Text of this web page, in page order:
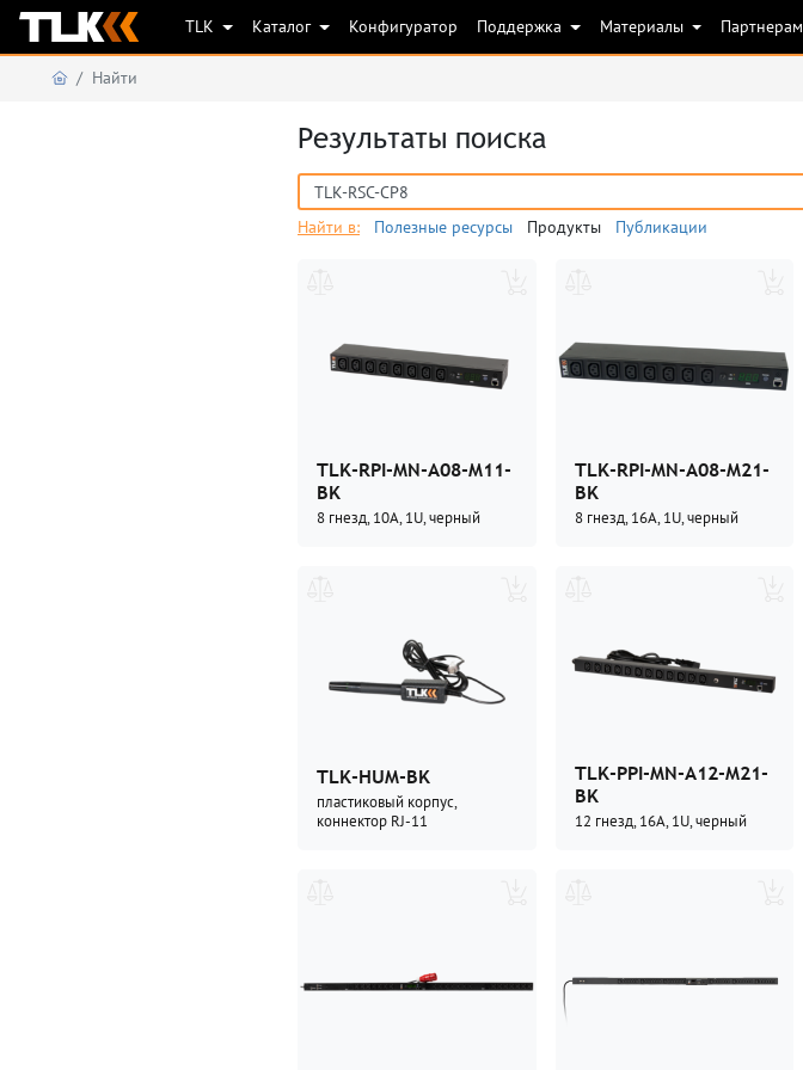
TLK Каталог Конфигуратор Поддержка Материалы Партнерам
Найти
Результаты поиска
Найти в: Полезные ресурсы Продукты Публикации
TLK-RPI-MN-A08-M11-
BK
8 гнезд, 10А, 1U, черный
TLK-RPI-MN-A08-M21-
BK
8 гнезд, 16А, 1U, черный
TLK-HUM-BK
пластиковый корпус,
коннектор RJ-11
TLK-PPI-MN-A12-M21-
BK
12 гнезд, 16А, 1U, черный